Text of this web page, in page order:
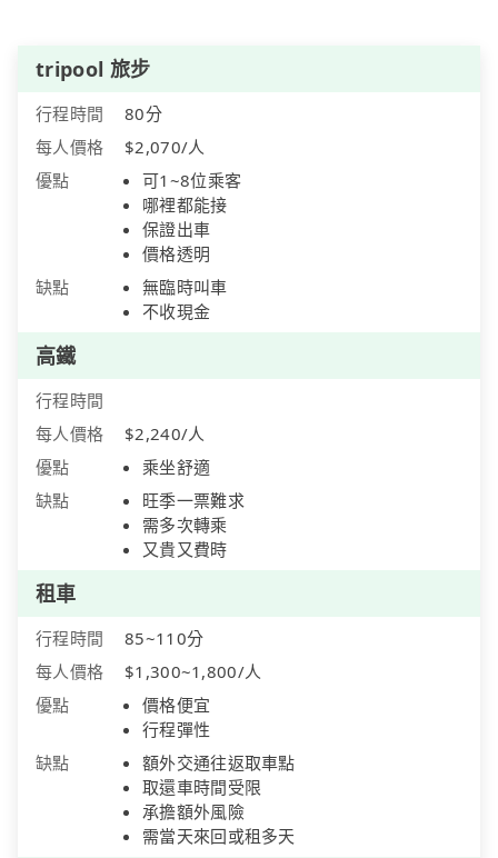
tripool 旅步
行程時間
80分
每人價格
$2,070/人
優點
可1~8位乘客
哪裡都能接
保證出車
價格透明
缺點
無臨時叫車
不收現金
高鐵
行程時間
每人價格
$2,240/人
優點
乘坐舒適
缺點
旺季一票難求
需多次轉乘
又貴又費時
租車
行程時間
85~110分
每人價格
$1,300~1,800/人
優點
價格便宜
行程彈性
缺點
額外交通往返取車點
取還車時間受限
承擔額外風險
需當天來回或租多天